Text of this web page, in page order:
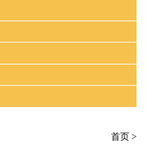
首页 >